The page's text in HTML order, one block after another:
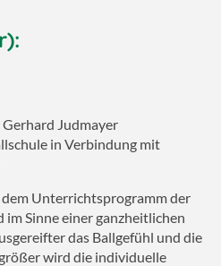
Judmayer
in Verbindung mit
Unterrichtsprogramm der
Sinne einer ganzheitlichen
das Ballgefühl und die
wird die individuelle